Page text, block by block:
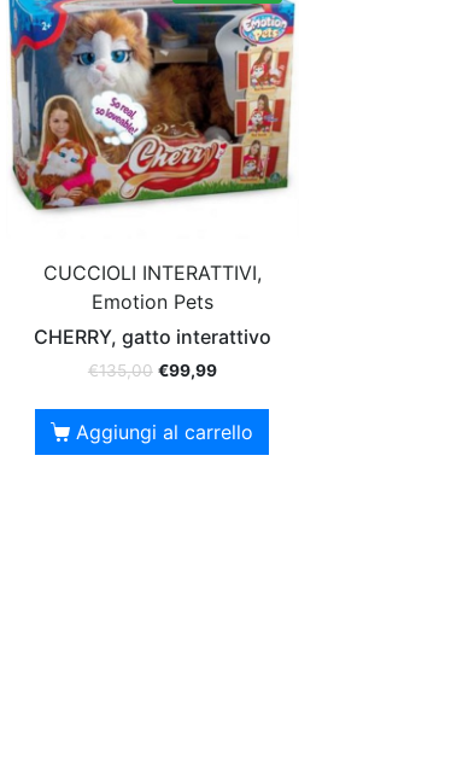
CUCCIOLI INTERATTIVI,
Emotion Pets
CHERRY, gatto interattivo
€135,00 €99,99
Aggiungi al carrello